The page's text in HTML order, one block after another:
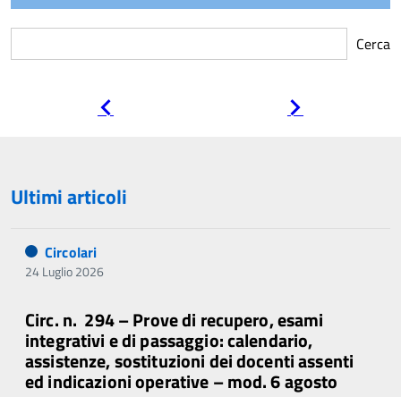
Cerca
Ultimi articoli
Circolari
24 Luglio 2026
Circ. n. 294 – Prove di recupero, esami
integrativi e di passaggio: calendario,
assistenze, sostituzioni dei docenti assenti
ed indicazioni operative – mod. 6 agosto